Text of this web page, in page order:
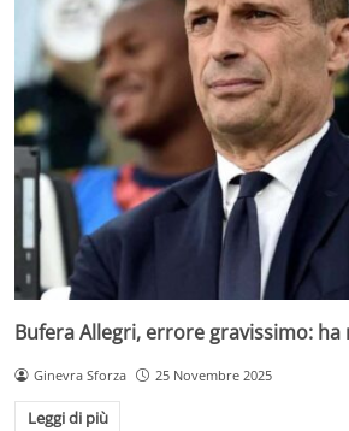
Bufera Allegri, errore gravissimo:
Ginevra Sforza 25 Novembre 2025
Leggi di più